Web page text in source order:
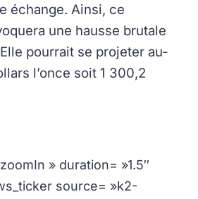
échange. Ainsi, ce
une hausse brutale
pourrait se projeter au-
l’once soit 1 300,2
» duration= »1.5″
source= »k2-